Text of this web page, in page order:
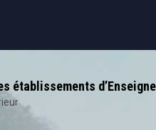
établissements